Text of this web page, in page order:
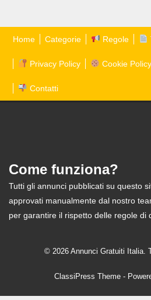
Home Categorie Regole
Privacy Policy Cookie Policy
Contatti
Come funziona?
Tutti gli annunci pubblicati su questo
approvati manualmente dal nostro
per garantire il rispetto delle regole di
© 2026 Annunci Gratuiti Italia.
ClassiPress Theme -